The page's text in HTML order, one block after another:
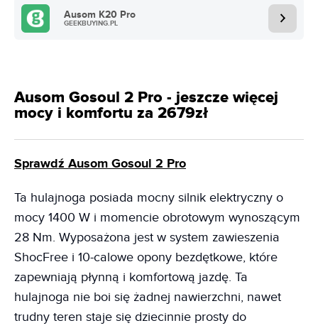
Ausom K20 Pro
GEEKBUYING.PL
Ausom Gosoul 2 Pro - jeszcze więcej
mocy i komfortu za 2679zł
Sprawdź Ausom Gosoul 2 Pro
Ta hulajnoga posiada mocny silnik elektryczny o
mocy 1400 W i momencie obrotowym wynoszącym
28 Nm. Wyposażona jest w system zawieszenia
ShocFree i 10-calowe opony bezdętkowe, które
zapewniają płynną i komfortową jazdę. Ta
hulajnoga nie boi się żadnej nawierzchni, nawet
trudny teren staje się dziecinnie prosty do